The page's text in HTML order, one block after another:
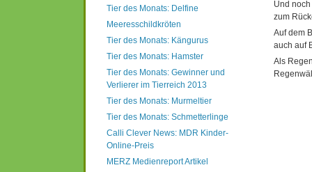
Tier des Monats: Delfine
Meeresschildkröten
Tier des Monats: Kängurus
Tier des Monats: Hamster
Tier des Monats: Gewinner und
Verlierer im Tierreich 2013
Tier des Monats: Murmeltier
Tier des Monats: Schmetterlinge
Calli Clever News: MDR Kinder-
Online-Preis
MERZ Medienreport Artikel
Und
zum
Auf dem
auch auf
Als